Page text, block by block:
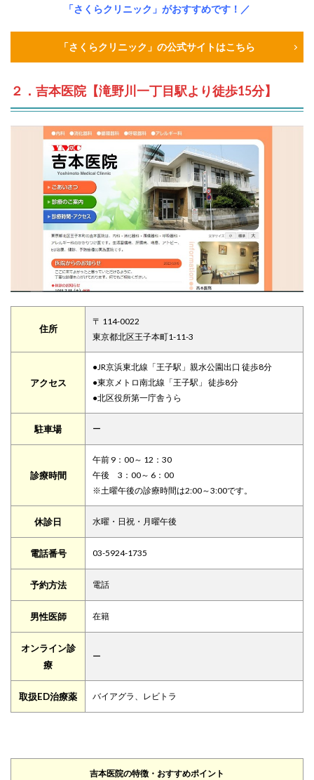
「さくらクリニック」がおすすめです！／
「さくらクリニック」の公式サイトはこちら
２．吉本医院【滝野川一丁目駅より徒歩15分】
住所
〒 114-0022
東京都北区王子本町1-11-3
アクセス
●JR京浜東北線「王子駅」親水公園出口 徒歩8分
●東京メトロ南北線「王子駅」 徒歩8分
●北区役所第一庁舎うら
駐車場 ー
診療時間
午前 9：00～ 12：30
午後 3：00～ 6：00
※土曜午後の診療時間は2:00～3:00です。
休診日 水曜・日祝・月曜午後
電話番号 03-5924-1735
予約方法 電話
男性医師 在籍
オンライン診
療
ー
取扱ED治療薬 バイアグラ、レビトラ
吉本医院の特徴・おすすめポイント